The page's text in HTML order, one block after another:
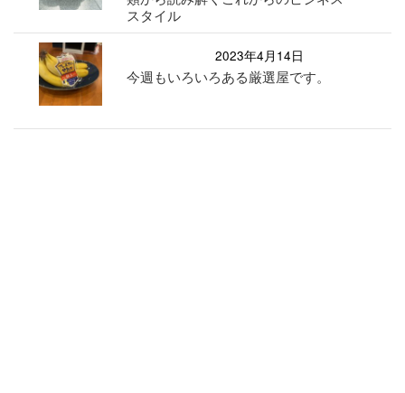
スタイル
2023年4月14日
今週もいろいろある厳選屋です。